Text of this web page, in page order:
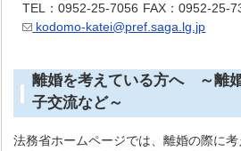
TEL：0952-25-7056 FAX：0952-25-
kodomo-katei@pref.saga.lg.jp
離婚を考えている方へ ～離
子交流など～
法務省ホームページでは、離婚の際に